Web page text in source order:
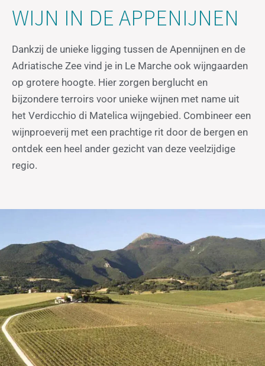
WIJN IN DE APPENIJNEN
Dankzij de unieke ligging tussen de Apennijnen en de
Adriatische Zee vind je in Le Marche ook wijngaarden
op grotere hoogte. Hier zorgen berglucht en
bijzondere terroirs voor unieke wijnen met name uit
het Verdicchio di Matelica wijngebied. Combineer een
wijnproeverij met een prachtige rit door de bergen en
ontdek een heel ander gezicht van deze veelzijdige
regio.